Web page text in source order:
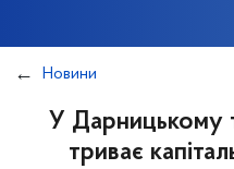
Новини
У Дарницькому
триває